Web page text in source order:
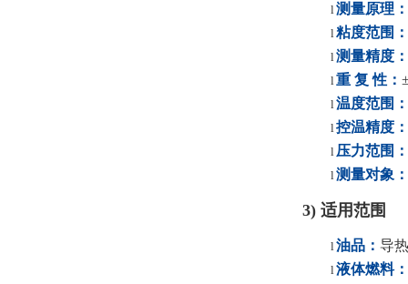
l测量原理 ：
l粘度范围 ：
l测量精度：
l重 复 性 ：
l温度范围 ：
l控温精度 ：
l 压力范围：
l测量对象 ：
3) 适用范围
l油品 ： 导
l液体燃料：